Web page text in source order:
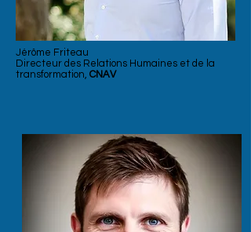
Jérôme Friteau
Directeur des Relations Humaines et de la
transformation, CNAV